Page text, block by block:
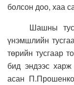
болсон доо, хаа
Шашны
үнэмшлийн
төрийн тусгаар
бид эндээс
асан